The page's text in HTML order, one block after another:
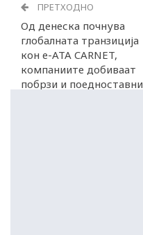
ПРЕТХОДНО
Од денеска почнува
глобалната транзиција
кон е-АТА CARNET,
компаниите добиваат
побрзи и поедноставни